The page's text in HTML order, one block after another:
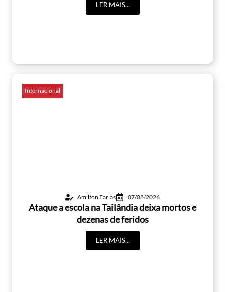
LER MAIS...
Internacional
Amilton Farias 07/08/2026
Ataque a escola na Tailândia deixa mortos e
dezenas de feridos
LER MAIS...